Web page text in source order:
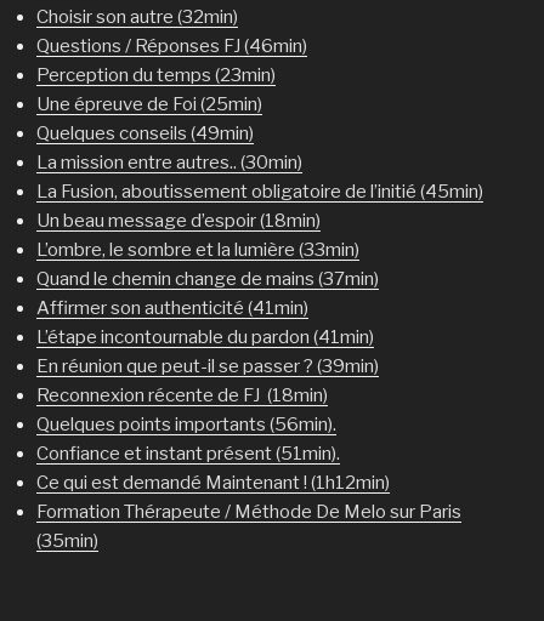
Choisir son autre (32min)
Questions / Réponses FJ (46min)
Perception du temps (23min)
Une épreuve de Foi (25min)
Quelques conseils (49min)
La mission entre autres.. (30min)
La Fusion, aboutissement obligatoire de l’initié (45min)
Un beau message d’espoir (18min)
L’ombre, le sombre et la lumière (33min)
Quand le chemin change de mains (37min)
Affirmer son authenticité (41min)
L’étape incontournable du pardon (41min)
En réunion que peut-il se passer ? (39min)
Reconnexion récente de FJ (18min)
Quelques points importants (56min).
Confiance et instant présent (51min).
Ce qui est demandé Maintenant ! (1h12min)
Formation Thérapeute / Méthode De Melo sur Paris
(35min)